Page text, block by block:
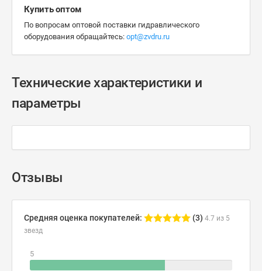
Купить оптом
По вопросам оптовой поставки гидравлического
оборудования обращайтесь: opt@zvdru.ru
Технические характеристики и
параметры
Отзывы
Средняя оценка покупателей: (3) 4.7 из 5
звезд
5